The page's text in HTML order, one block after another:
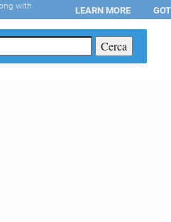
with LEARN MORE